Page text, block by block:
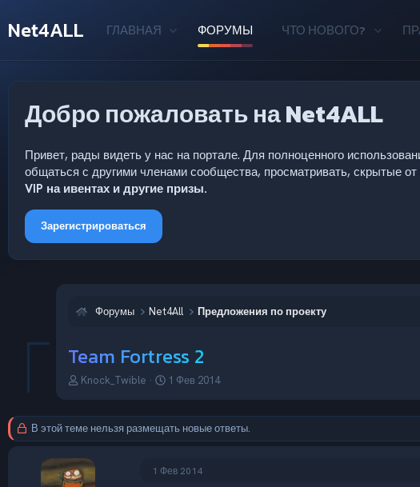
Net4ALL ГЛАВНАЯ ФОРУМЫ ЧТО НОВОГО?
Добро пожаловать на Net4ALL
Привет, рады видеть у нас на портале. Для полноценного
общаться с другими членами сообщества, просматривать, скрытые от
VIP на ивентах и другие призы.
Зарегистрироваться
Форумы Net4All Предложения по проекту
Team Fortress 2
А
е
м
Knock_Twible
Д
ч
1 Фев 2014
В этой теме нельзя размещать новые ответы.
1 Фев 2014